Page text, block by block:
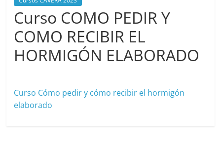
Curso COMO PEDIR Y
COMO RECIBIR EL
HORMIGÓN ELABORADO
Curso Cómo pedir y cómo recibir el hormigón
elaborado